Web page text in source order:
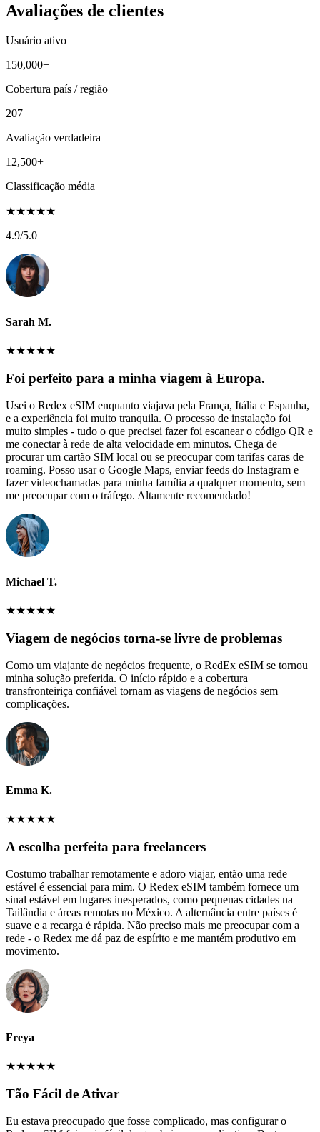
Avaliações de clientes
Usuário ativo
150,000+
Cobertura país / região
207
Avaliação verdadeira
12,500+
Classificação média
★★★★★
4.9/5.0
Sarah M.
★★★★★
Foi perfeito para a minha viagem à Europa.
Usei o Redex eSIM enquanto viajava pela França, Itália e Espanha,
e a experiência foi muito tranquila. O processo de instalação foi
muito simples - tudo o que precisei fazer foi escanear o código QR e
me conectar à rede de alta velocidade em minutos. Chega de
procurar um cartão SIM local ou se preocupar com tarifas caras de
roaming. Posso usar o Google Maps, enviar feeds do Instagram e
fazer videochamadas para minha família a qualquer momento, sem
me preocupar com o tráfego. Altamente recomendado!
Michael T.
★★★★★
Viagem de negócios torna-se livre de problemas
Como um viajante de negócios frequente, o RedEx eSIM se tornou
minha solução preferida. O início rápido e a cobertura
transfronteiriça confiável tornam as viagens de negócios sem
complicações.
Emma K.
★★★★★
A escolha perfeita para freelancers
Costumo trabalhar remotamente e adoro viajar, então uma rede
estável é essencial para mim. O Redex eSIM também fornece um
sinal estável em lugares inesperados, como pequenas cidades na
Tailândia e áreas remotas no México. A alternância entre países é
suave e a recarga é rápida. Não preciso mais me preocupar com a
rede - o Redex me dá paz de espírito e me mantém produtivo em
movimento.
Freya
★★★★★
Tão Fácil de Ativar
Eu estava preocupado que fosse complicado, mas configurar o